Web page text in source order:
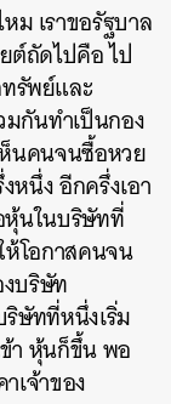
ม เราขอรัฐบาล
ต์ถัดไปคือ ไป
รัพย์และ
กันทำเป็นกอง
นคนจนซื้อหวย
นึ่ง อีกครึ่งเอา
หุ้นในบริษัทที่
ห้โอกาสคนจน
บริษัท
ษัทที่หนึ่งเริ่ม
า หุ้นก็ขึ้น พอ
เจ้าของ